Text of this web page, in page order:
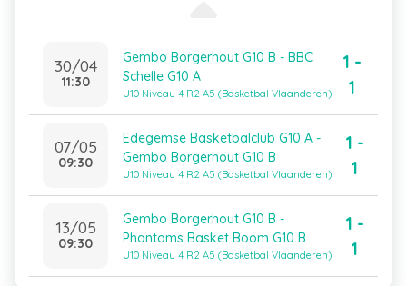
30/04
11:30
Gembo Borgerhout G10 B - BBC
Schelle G10 A
U10 Niveau 4 R2 A5 (Basketbal Vlaanderen)
1 -
1
07/05
09:30
Edegemse Basketbalclub G10 A -
Gembo Borgerhout G10 B
U10 Niveau 4 R2 A5 (Basketbal Vlaanderen)
1 -
1
13/05
09:30
Gembo Borgerhout G10 B -
Phantoms Basket Boom G10 B
U10 Niveau 4 R2 A5 (Basketbal Vlaanderen)
1 -
1